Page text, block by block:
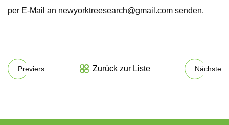
per E-Mail an newyorktreesearch@gmail.com senden.
Previers Zurück zur Liste Nächste